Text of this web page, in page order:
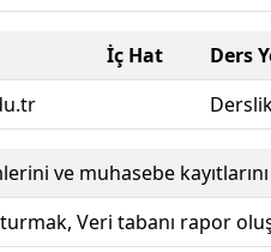
İç Hat Ders
ve muhasebe
Veri tabanı rapor